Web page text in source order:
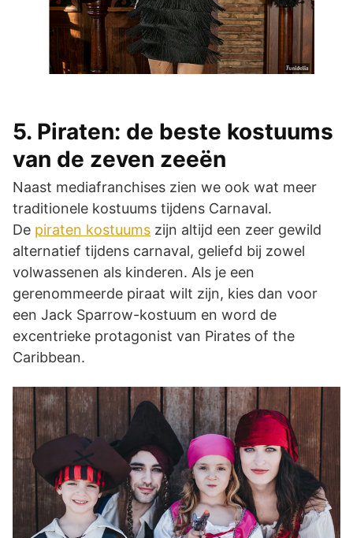
5. Piraten: de beste kostuums
van de zeven zeeën
Naast mediafranchises zien we ook wat meer
traditionele kostuums tijdens Carnaval.
De piraten kostuums zijn altijd een zeer gewild
alternatief tijdens carnaval, geliefd bij zowel
volwassenen als kinderen. Als je een
gerenommeerde piraat wilt zijn, kies dan voor
een Jack Sparrow-kostuum en word de
excentrieke protagonist van Pirates of the
Caribbean.